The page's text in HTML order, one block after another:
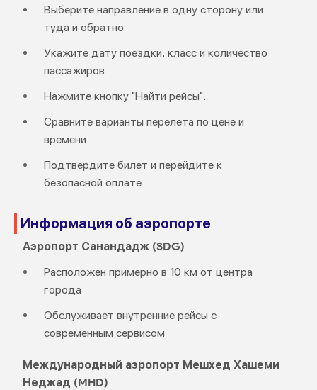
Выберите направление в одну сторону или
туда и обратно
Укажите дату поездки, класс и количество
пассажиров
Нажмите кнопку "Найти рейсы".
Сравните варианты перелета по цене и
времени
Подтвердите билет и перейдите к
безопасной оплате
Информация об аэропорте
Аэропорт Санандадж (SDG)
Расположен примерно в 10 км от центра
города
Обслуживает внутренние рейсы с
современным сервисом
Международный аэропорт Мешхед Хашеми
Неджад (MHD)